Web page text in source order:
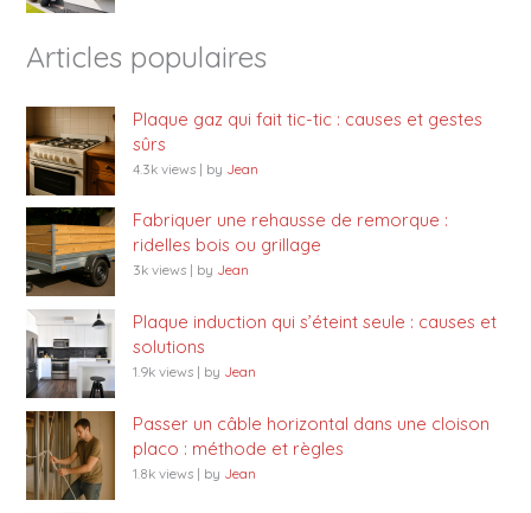
Articles populaires
Plaque gaz qui fait tic-tic : causes et gestes
sûrs
4.3k views | by Jean
Fabriquer une rehausse de remorque :
ridelles bois ou grillage
3k views | by Jean
Plaque induction qui s’éteint seule : causes et
solutions
1.9k views | by Jean
Passer un câble horizontal dans une cloison
placo : méthode et règles
1.8k views | by Jean